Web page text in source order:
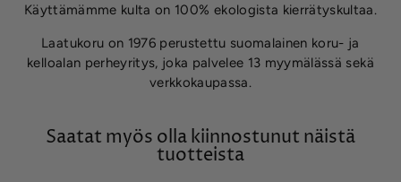
Käyttämämme kulta on 100% ekologista kierrätyskultaa.
Laatukoru on 1976 perustettu suomalainen koru- ja
kelloalan perheyritys, joka palvelee 13 myymälässä sekä
verkkokaupassa.
Saatat myös olla kiinnostunut näistä
tuotteista